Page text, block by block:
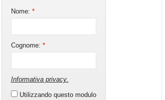
Nome: *
Cognome: *
Informativa privacy.
Utilizzando questo modulo